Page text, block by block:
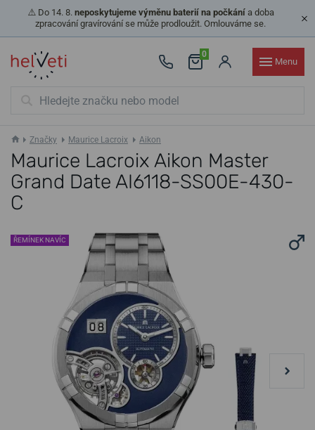
⚠️ Do 14. 8. neposkytujeme výměnu baterií na počkánía doba
zpracování gravírování se může prodloužit. Omlouváme se.
0
Menu
Značky Maurice Lacroix Aikon
Maurice Lacroix Aikon Master
Grand Date AI6118-SS00E-430-
C
ŘEMÍNEK NAVÍC